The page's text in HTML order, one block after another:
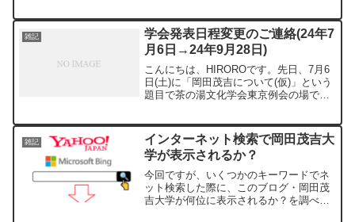
ました。今回は「深津式」質問術でトラ
イしてみました。
雑記
学会発表日程変更のご連絡(24年7
月6日→24年9月28日)
こんにちは、HIROROです。先日、7月6
日(土)に「岡田茂吉について(仮)」という
題目で茶の湯文化学会東京例会の場で学
変更していただきました。ご予定されて
いた方...
雑記
インターネット検索で岡田茂吉大
学が表示されるか？
今回ですが、いくつかのキーワードでネ
ット検索した際に、このブログ・岡田茂
吉大学が何位に表示されるか？を調べて